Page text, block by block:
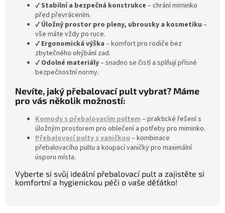
✔ Stabilní a bezpečná konstrukce – chrání miminko
před převrácením.
✔ Úložný prostor pro pleny, ubrousky a kosmetiku –
vše máte vždy po ruce.
✔ Ergonomická výška – komfort pro rodiče bez
zbytečného ohýbání zad.
✔ Odolné materiály– snadno se čistí a splňují přísné
bezpečnostní normy.
Nevíte, jaký přebalovací pult vybrat? Máme
pro vás několik možností:
Komody s přebalovacím pultem– praktické řešení s
úložným prostorem pro oblečení a potřeby pro miminko.
Přebalovací pulty s vaničkou– kombinace
přebalovacího pultu a koupací vaničky pro maximální
úsporu místa.
Vyberte si svůj ideální přebalovací pult a zajistěte si
komfortní a hygienickou péči o vaše děťátko!